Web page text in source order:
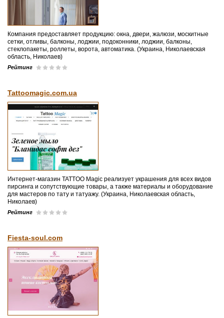
Компания предоставляет продукцию: окна, двери, жалюзи, москитные
сетки, отливы, балконы, лоджии, подоконники, лоджии, балконы,
стеклопакеты, роллеты, ворота, автоматика. (Украина, Николаевская
область, Николаев)
Рейтинг
Tattoomagic.com.ua
Интернет-магазин TATTOO Magic реализует украшения для всех видов
пирсинга и сопутствующие товары, а также материалы и оборудование
для мастеров по тату и татуажу. (Украина, Николаевская область,
Николаев)
Рейтинг
Fiesta-soul.com